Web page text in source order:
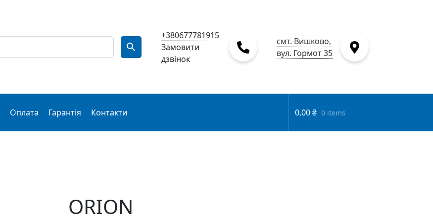
+380677781915
Замовити
дзвінок
смт. Вишково,
вул. Гормот 35
Оплата Гарантія Контакти 0,00₴ 0 items
ORION